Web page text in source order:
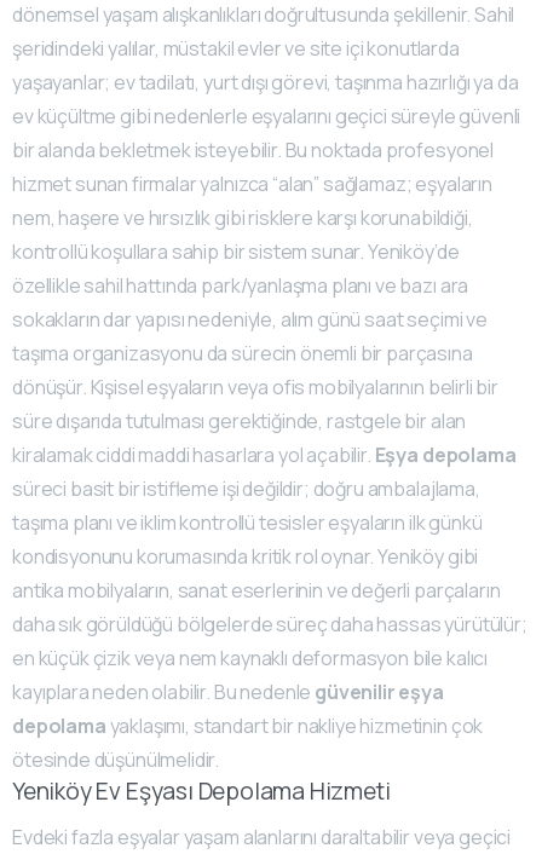
dönemsel yaşam alışkanlıkları doğrultusunda şekillenir. Sahil
şeridindeki yalılar, müstakil evler ve site içi konutlarda
yaşayanlar; ev tadilatı, yurt dışı görevi, taşınma hazırlığı ya da
ev küçültme gibi nedenlerle eşyalarını geçici süreyle güvenli
bir alanda bekletmek isteyebilir. Bu noktada profesyonel
hizmet sunan firmalar yalnızca “alan” sağlamaz; eşyaların
nem, haşere ve hırsızlık gibi risklere karşı korunabildiği,
kontrollü koşullara sahip bir sistem sunar. Yeniköy’de
özellikle sahil hattında park/yanlaşma planı ve bazı ara
sokakların dar yapısı nedeniyle, alım günü saat seçimi ve
taşıma organizasyonu da sürecin önemli bir parçasına
dönüşür. Kişisel eşyaların veya ofis mobilyalarının belirli bir
süre dışarıda tutulması gerektiğinde, rastgele bir alan
kiralamak ciddi maddi hasarlara yol açabilir. Eşya depolama
süreci basit bir istifleme işi değildir; doğru ambalajlama,
taşıma planı ve iklim kontrollü tesisler eşyaların ilk günkü
kondisyonunu korumasında kritik rol oynar. Yeniköy gibi
antika mobilyaların, sanat eserlerinin ve değerli parçaların
daha sık görüldüğü bölgelerde süreç daha hassas yürütülür;
en küçük çizik veya nem kaynaklı deformasyon bile kalıcı
kayıplara neden olabilir. Bu nedenle güvenilir eşya
depolamayaklaşımı, standart bir nakliye hizmetinin çok
ötesinde düşünülmelidir.
Yeniköy Ev Eşyası Depolama Hizmeti
Evdeki fazla eşyalar yaşam alanlarını daraltabilir veya geçici